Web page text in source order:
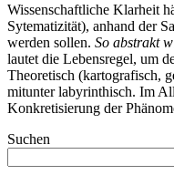
Wissenschaftliche Klarheit
Sytematizität), anhand der
werden sollen. So abstrakt
lautet die Lebensregel, um
Theoretisch (kartografisch,
mitunter labyrinthisch. Im
Konkretisierung der
Suchen